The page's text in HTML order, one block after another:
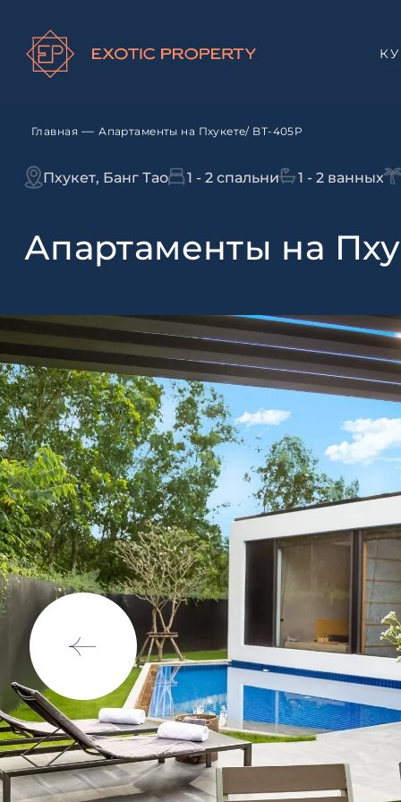
Главная —Апартаменты на Пхукете/ BT-405P
Пхукет, Банг Тао 1 - 2 спальни 1 - 2 ванных
Апартаменты на